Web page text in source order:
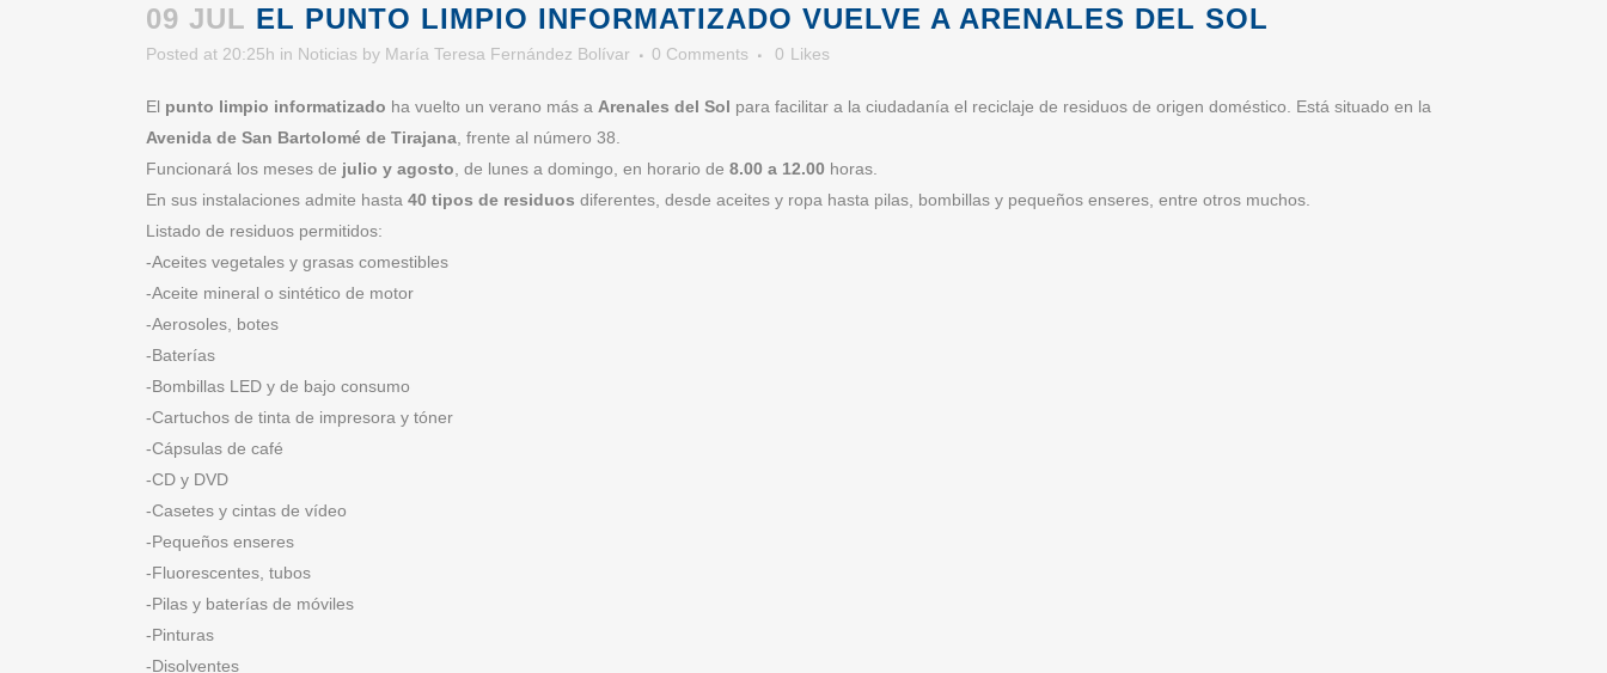
09 JUL EL PUNTO LIMPIO INFORMATIZADO VUELVE A ARENALES DEL SOL
Posted at 20:25h in Noticias by María Teresa Fernández Bolívar 0 Comments 0 Likes
El punto limpio informatizado ha vuelto un verano más a Arenales del Sol para facilitar a la ciudadanía el reciclaje de residuos de origen doméstico. Está situado en la
Avenida de San Bartolomé de Tirajana , frente al número 38.
Funcionará los meses de julio y agosto , de lunes a domingo, en horario de 8.00 a 12.00 horas.
En sus instalaciones admite hasta 40 tipos de residuos diferentes, desde aceites y ropa hasta pilas, bombillas y pequeños enseres, entre otros muchos.
Listado de residuos permitidos:
-Aceites vegetales y grasas comestibles
-Aceite mineral o sintético de motor
-Aerosoles, botes
-Baterías
-Bombillas LED y de bajo consumo
-Cartuchos de tinta de impresora y tóner
-Cápsulas de café
-CD y DVD
-Casetes y cintas de vídeo
-Pequeños enseres
-Fluorescentes, tubos
-Pilas y baterías de móviles
-Pinturas
-Disolventes